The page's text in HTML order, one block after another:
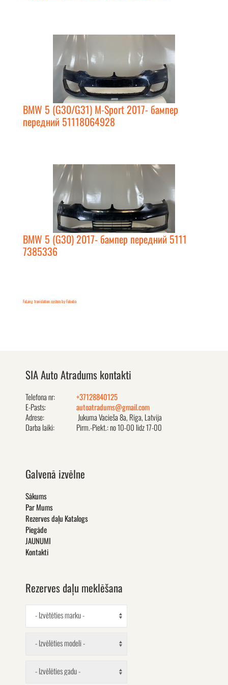
BMW 5 (G30/G31) M-Sport 2017- бампер
передний 51118064928
BMW 5 (G30) 2017- бампер передний 5111
7385336
FaLang translation system by Faboba
SIA Auto Atradums kontakti
Telefona nr:
+37128840125
E-Pasts:
autoatradums@gmail.com
Adrese:
Jukuma Vacieša 8a, Rīga, Latvija
Darba laiki:
Pirm.-Piekt.: no 10-00 līdz 17-00
Galvenā izvēlne
Sākums
Par Mums
Rezerves daļu Katalogs
Piegāde
JAUNUMI
Kontakti
Rezerves daļu meklēšana
- Izvētēties marku -
- Izvēlēties modeli -
- Izvēlēties gadu -